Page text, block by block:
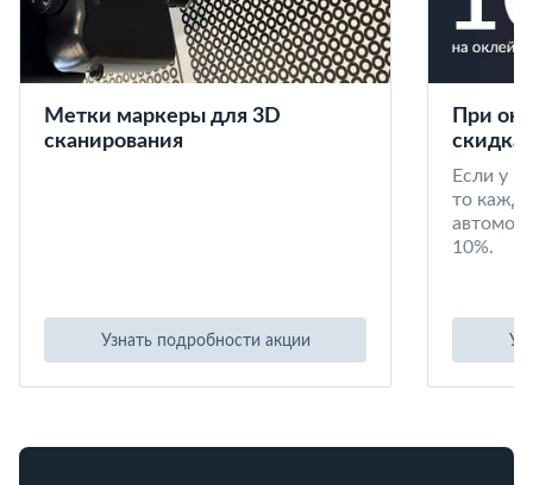
Метки маркеры для 3D
сканирования
Узнать подробности акции
При
скидка
Если у
то
10%.